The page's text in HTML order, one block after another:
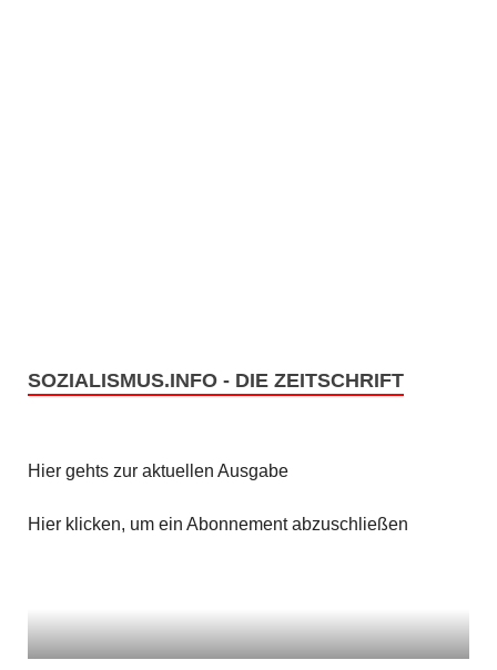
SOZIALISMUS.INFO - DIE ZEITSCHRIFT
Hier gehts zur aktuellen Ausgabe
Hier klicken, um ein Abonnement abzuschließen